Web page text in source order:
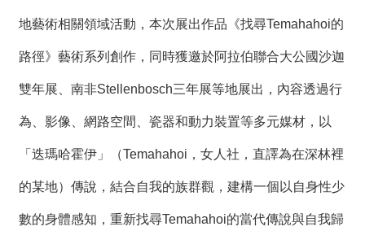
地藝術相關領域活動，本次展出作品《找尋Temahahoi的
路徑》藝術系列創作，同時獲邀於阿拉伯聯合大公國沙迦
雙年展、南非Stellenbosch三年展等地展出，內容透過行
為、影像、網路空間、瓷器和動力裝置等多元媒材，以
「迭瑪哈霍伊」（Temahahoi，女人社，直譯為在深林裡
的某地）傳說，結合自我的族群觀，建構一個以自身性少
數的身體感知，重新找尋Temahahoi的當代傳說與自我歸